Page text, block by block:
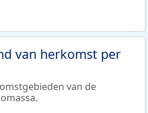
van herkomst per
van de